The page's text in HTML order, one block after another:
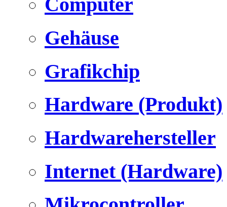
Gehäuse
Grafikchip
Hardware (Produkt)
Hardwarehersteller
Internet (Hardware)